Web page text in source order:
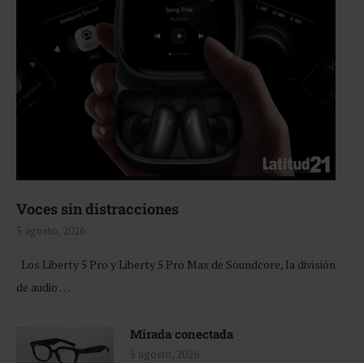
Voces sin distracciones
5 agosto, 2026
Los Liberty 5 Pro y Liberty 5 Pro Max de Soundcore, la división
de audio …
Mirada conectada
5 agosto, 2026